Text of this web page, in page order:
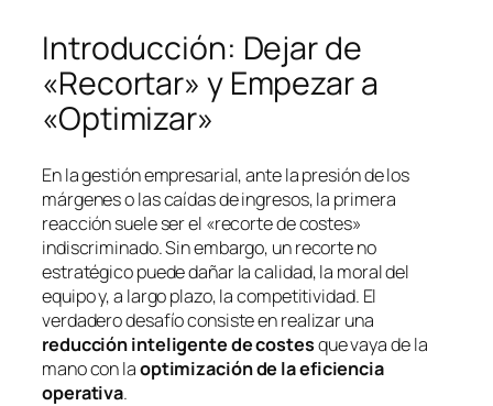
Introducción: Dejar de
«Recortar» y Empezar a
«Optimizar»
En la gestión empresarial, ante la presión de los
márgenes o las caídas de ingresos, la primera
reacción suele ser el «recorte de costes»
indiscriminado. Sin embargo, un recorte no
estratégico puede dañar la calidad, la moral del
equipo y, a largo plazo, la competitividad. El
verdadero desafío consiste en realizar una
reducción inteligente de costesque vaya de la
mano con laoptimización de la eficiencia
operativa.